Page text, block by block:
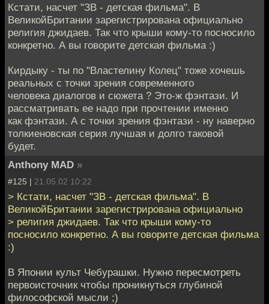
Кстати, насчет "ЗВ - детская фильма". В
ВеликойБритании зарегистрирована официально
религия джидаев. Так что крыши кому-то посносило
конкретно. А вы говорите детская фильма :)
Кирдыку - ты по "Властелину Колец" тоже хочешь
реальных с точки зрения современного
человека диалогов и сюжета ? Это-ж фэнтази. И
рассматривать ее надо при прочтении именно
как фэнтази. А с точки зрения фэнтази - ну наверно
толкиеновская серия лучшая и долго таковой
будет.
Anthony MAD »
#125 | 21.05.02 10:22
> Кстати, насчет "ЗВ - детская фильма". В
ВеликойБритании зарегистрирована официально
> религия джидаев. Так что крыши кому-то
посносило конкретно. А вы говорите детская фильма
:)
В Японии культ Чебурашки. Нужно пересмотреть
первоисточник чтобы проникнуться глубиной
философской мысли ;)